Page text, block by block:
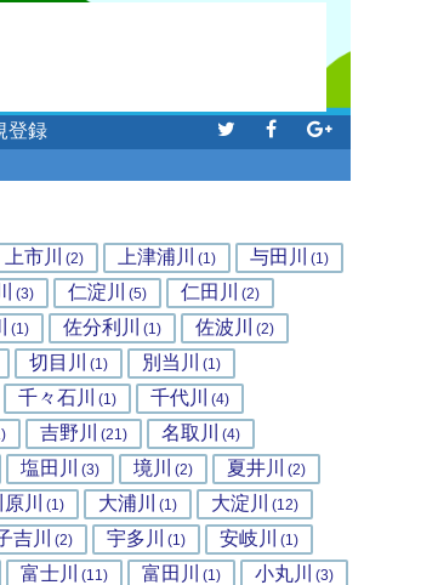
登録
上市川 (2) 上津浦川 (1) 与田川 (1)
(3) 仁淀川 (5) 仁田川 (2)
(1) 佐分利川 (1) 佐波川 (2)
切目川 (1) 別当川 (1)
千々石川 (1) 千代川 (4)
吉野川 (21) 名取川 (4)
塩田川 (3) 境川 (2) 夏井川 (2)
川 (1) 大浦川 (1) 大淀川 (12)
吉川 (2) 宇多川 (1) 安岐川 (1)
富士川 (11) 富田川 (1) 小丸川 (3)